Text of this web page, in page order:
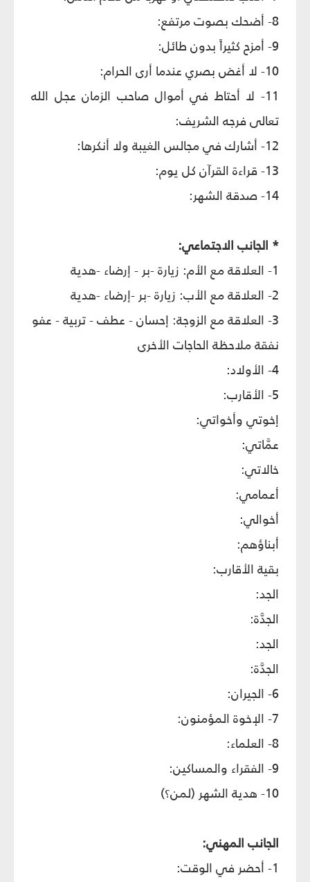
8- أضحك بصوت مرتفع:
9- أمزح كثيراً بدون طائل:
10- لا أغض بصري عندما أرى الحرام:
11- لا أحتاط في أموال صاحب الزمان عجل الله
تعالى فرجه الشريف:
12- أشارك في مجالس الغيبة ولا أنكرها:
13- قراءة القرآن كل يوم:
14- صدقة الشهر:
* الجانب الاجتماعي:
1- العلاقة مع الأم: زيارة -بر - إرضاء -هدية
2- العلاقة مع الأب: زيارة -بر -إرضاء -هدية
3- العلاقة مع الزوجة: إحسان - عطف - تربية - عفو
نفقة ملاحظة الحاجات الأخرى
4- الأولاد:
5- الأقارب:
إخوتي وأخواتي:
عمَّاتي:
خالاتي:
أعمامي:
أخوالي:
أبناؤهم:
بقية الأقارب:
الجد:
الجدَّة:
الجد:
الجدَّة:
6- الجيران:
7- الإخوة المؤمنون:
8- العلماء:
9- الفقراء والمساكين:
10- هدية الشهر (لمن؟)
الجانب المهني:
1- أحضر في الوقت: